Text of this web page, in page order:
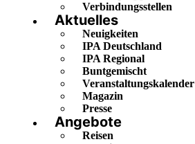
Verbindungsstellen
Aktuelles
Neuigkeiten
IPA Deutschland
IPA Regional
Buntgemischt
Veranstaltungskalender
Magazin
Presse
Angebote
Reisen